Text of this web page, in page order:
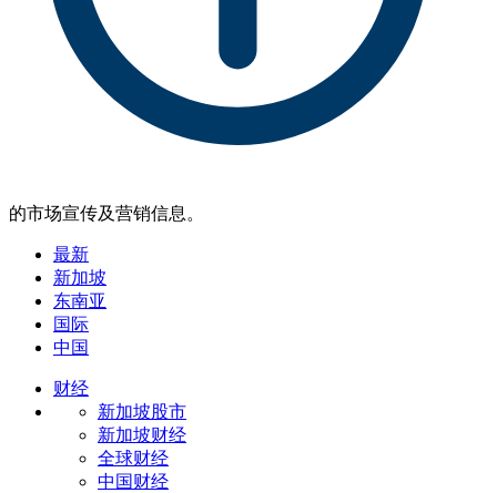
的市场宣传及营销信息。
最新
新加坡
东南亚
国际
中国
财经
新加坡股市
新加坡财经
全球财经
中国财经